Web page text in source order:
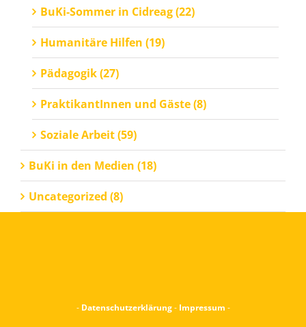
BuKi-Sommer in Cidreag (22)
Humanitäre Hilfen (19)
Pädagogik (27)
PraktikantInnen und Gäste (8)
Soziale Arbeit (59)
BuKi in den Medien (18)
Uncategorized (8)
- Datenschutzerklärung- Impressum -